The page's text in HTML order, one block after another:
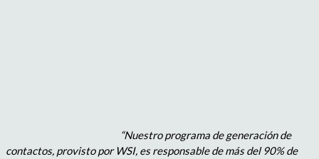
“Nuestro programa de generación de
contactos, provisto por WSI, es responsable de más del 90% de